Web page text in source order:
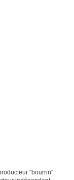
"bourrin"